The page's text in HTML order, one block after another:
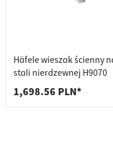
Häfele wieszak ścienny
stali nierdzewnej H9070
1,698.56 PLN*